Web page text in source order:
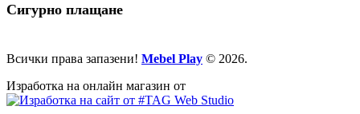
Сигурно плащане
Всички права запазени! Mebel Play © 2026.
Изработка на онлайн магазин от